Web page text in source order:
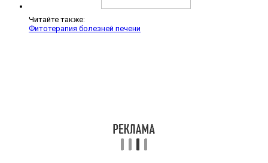
Читайте также:
Фитотерапия болезней печени